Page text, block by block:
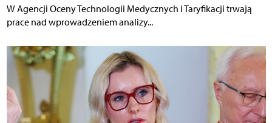
W Agencji Oceny Technologii Medycznych i Taryfikacji trwają
prace nad wprowadzeniem analizy...